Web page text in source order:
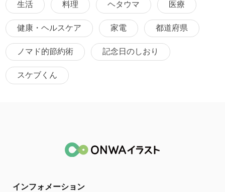
生活 料理 ヘタウマ 医療
健康・ヘルスケア 家電 都道府県
ノマド的節約術 記念日のしおり
スケブくん
インフォメーション